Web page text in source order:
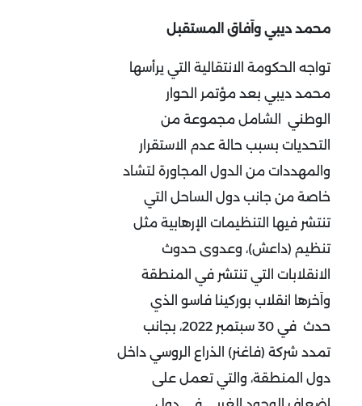
محمد ديبي واَفاق المستقبل
تواجه الحكومة الانتقالية التي يرأسها
محمد ديبي بعد مؤتمر الحوار
الوطني الشامل مجموعة من
التحديات بسبب حالة عدم الاستقرار
والمهددات من الدول المجاورة لتشاد
خاصة من جانب دول الساحل التي
تنتشر فيها التنظيمات الإرهابية مثل
تنظيم (داعش)، وعدوى حدوث
الانقلابات التي تنتشر في المنطقة
واَخرها انقلاب بوركينا فاسو الذي
حدث في 30 سبتمبر 2022، بجانب
تمدد شركة (فاغنر) الذراع الروسي داخل
دول المنطقة، والتي تعمل على